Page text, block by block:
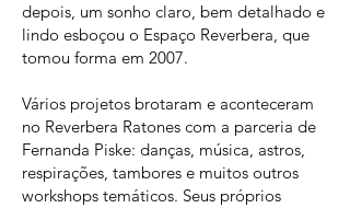
depois, um sonho claro, bem detalhado e
lindo esboçou o Espaço Reverbera, que
tomou forma em 2007.
Vários projetos brotaram e aconteceram
no Reverbera Ratones com a parceria de
Fernanda Piske: danças, música, astros,
respirações, tambores e muitos outros
workshops temáticos. Seus próprios